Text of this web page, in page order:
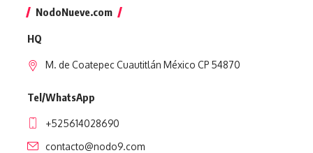
NodoNueve.com
HQ
M. de Coatepec Cuautitlán México CP 54870
Tel/WhatsApp
+525614028690
contacto@nodo9.com